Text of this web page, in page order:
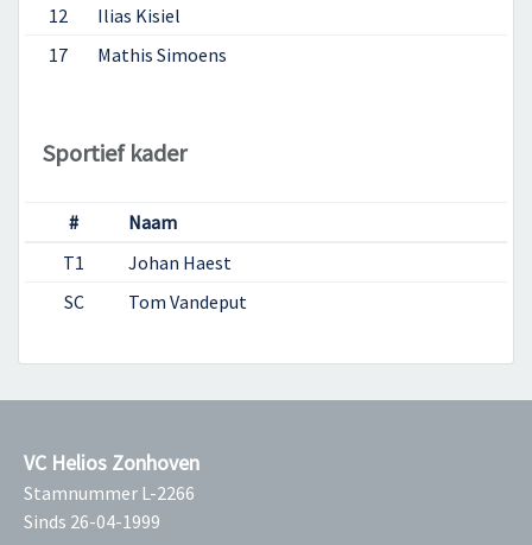
12
Ilias Kisiel
17
Mathis Simoens
Sportief kader
#
Naam
T1
Johan Haest
SC
Tom Vandeput
VC Helios Zonhoven
Stamnummer L-2266
Sinds 26-04-1999